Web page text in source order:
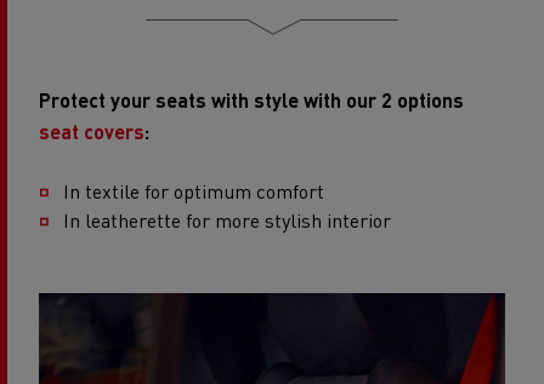
Protect your seats with style with our 2 options
seat covers:
In textile for optimum comfort
In leatherette for more stylish interior​